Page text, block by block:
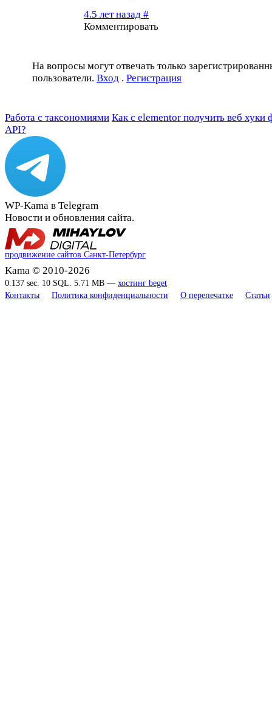
4.5 лет назад #
Комментировать
На вопросы могут отвечать только
пользователи. Вход . Регистрация
Работа с таксономиями Как с elementor получить веб
API?
WP-Kama в Telegram
Новости и обновления сайта.
продвижение сайтов Санкт-Петербург
Kama © 2010-2026
0.137 sec. 10 SQL. 5.71 MB — хостинг beget
Контакты
Политика конфиденциальности О перепечатке Статьи